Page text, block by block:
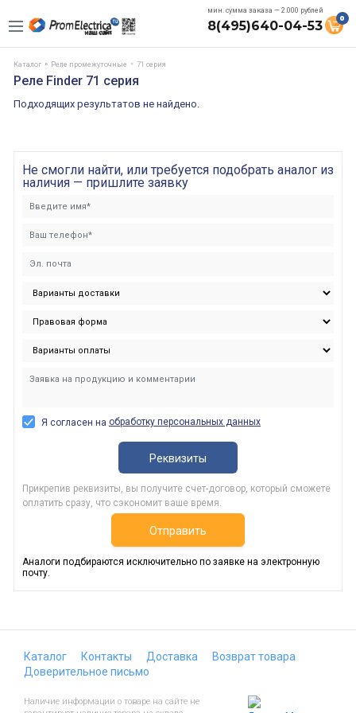
мин. сумма заказа — 2.000 рублей
8(495)640-04-53 0
Каталог Реле промежуточные 71 серия
Реле Finder 71 серия
Подходящих результатов не найдено.
Не смогли найти, или требуется подобрать аналог из
наличия — пришлите заявку
Я согласен на обработку персональных данных
Реквизиты
Прикрепив реквизиты, вы получите счет-договор, который сможете
оплатить сразу, что сэкономит ваше время.
Отправить
Аналоги подбираются исключительно по заявке на электронную
почту.
Каталог Контакты Доставка
Возврат товара
Доверительное письмо
Наличие информации о товаре на сайте не